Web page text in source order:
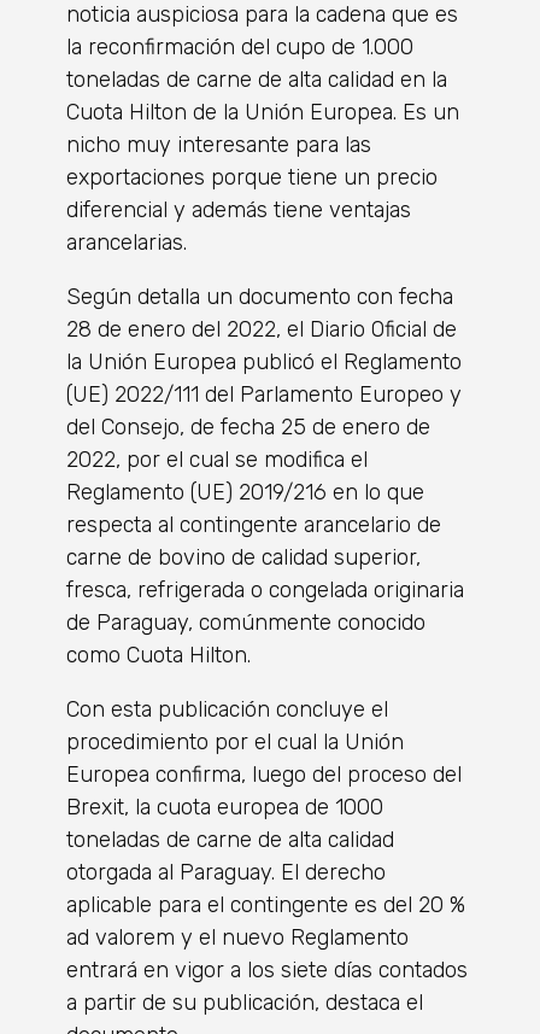
noticia auspiciosa para la cadena que es
la reconfirmación del cupo de 1.000
toneladas de carne de alta calidad en la
Cuota Hilton de la Unión Europea. Es un
nicho muy interesante para las
exportaciones porque tiene un precio
diferencial y además tiene ventajas
arancelarias.
Según detalla un documento con fecha
28 de enero del 2022, el Diario Oficial de
la Unión Europea publicó el Reglamento
(UE) 2022/111 del Parlamento Europeo y
del Consejo, de fecha 25 de enero de
2022, por el cual se modifica el
Reglamento (UE) 2019/216 en lo que
respecta al contingente arancelario de
carne de bovino de calidad superior,
fresca, refrigerada o congelada originaria
de Paraguay, comúnmente conocido
como Cuota Hilton.
Con esta publicación concluye el
procedimiento por el cual la Unión
Europea confirma, luego del proceso del
Brexit, la cuota europea de 1000
toneladas de carne de alta calidad
otorgada al Paraguay. El derecho
aplicable para el contingente es del 20 %
ad valorem y el nuevo Reglamento
entrará en vigor a los siete días contados
a partir de su publicación, destaca el